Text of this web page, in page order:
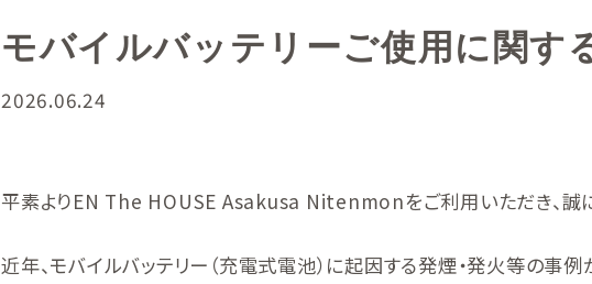
モバイルバッテリーご使用に関す
2026.06.24
平素よりEN The HOUSE Asakusa Nitenmonをご利用いただき、誠に
近年、モバイルバッテリー（充電式電池）に起因する発煙・発火等の事